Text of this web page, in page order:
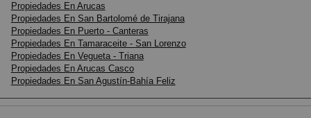
Propiedades En Arucas
Propiedades En San Bartolomé de Tirajana
Propiedades En Puerto - Canteras
Propiedades En Tamaraceite - San Lorenzo
Propiedades En Vegueta - Triana
Propiedades En Arucas Casco
Propiedades En San Agustín-Bahía Feliz